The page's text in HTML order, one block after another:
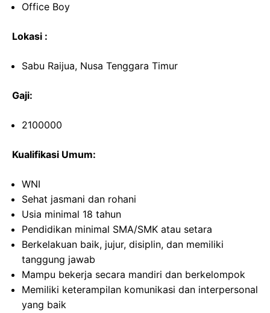
Office Boy
Lokasi :
Sabu Raijua, Nusa Tenggara Timur
Gaji:
2100000
Kualifikasi Umum:
WNI
Sehat jasmani dan rohani
Usia minimal 18 tahun
Pendidikan minimal SMA/SMK atau setara
Berkelakuan baik, jujur, disiplin, dan memiliki
tanggung jawab
Mampu bekerja secara mandiri dan berkelompok
Memiliki keterampilan komunikasi dan interpersonal
yang baik